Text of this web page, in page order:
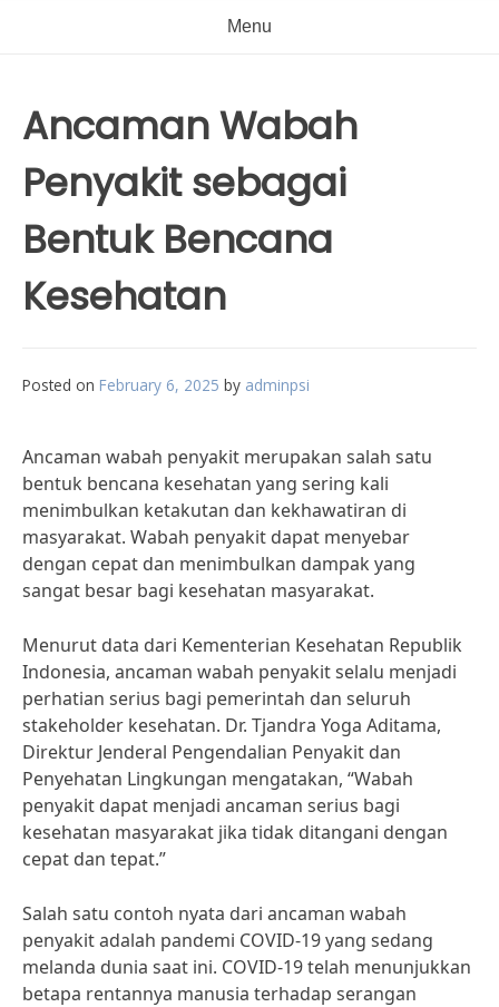
Menu
Ancaman Wabah
Penyakit sebagai
Bentuk Bencana
Kesehatan
Posted on February 6, 2025 by adminpsi
Ancaman wabah penyakit merupakan salah satu
bentuk bencana kesehatan yang sering kali
menimbulkan ketakutan dan kekhawatiran di
masyarakat. Wabah penyakit dapat menyebar
dengan cepat dan menimbulkan dampak yang
sangat besar bagi kesehatan masyarakat.
Menurut data dari Kementerian Kesehatan Republik
Indonesia, ancaman wabah penyakit selalu menjadi
perhatian serius bagi pemerintah dan seluruh
stakeholder kesehatan. Dr. Tjandra Yoga Aditama,
Direktur Jenderal Pengendalian Penyakit dan
Penyehatan Lingkungan mengatakan, “Wabah
penyakit dapat menjadi ancaman serius bagi
kesehatan masyarakat jika tidak ditangani dengan
cepat dan tepat.”
Salah satu contoh nyata dari ancaman wabah
penyakit adalah pandemi COVID-19 yang sedang
melanda dunia saat ini. COVID-19 telah menunjukkan
betapa rentannya manusia terhadap serangan